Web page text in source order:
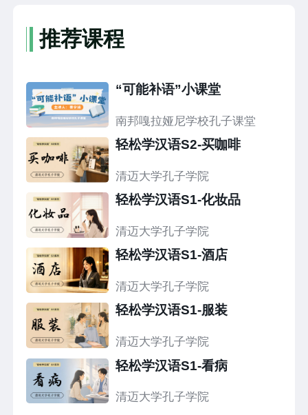
懂的讲解风格，助力汉语学习者突破词语辨析难
点，提升汉语表达的准确性与规范性。
推荐课程
“可能补语”小课堂
南邦嘎拉娅尼学校孔子课堂
轻松学汉语S2-买咖啡
清迈大学孔子学院
轻松学汉语S1-化妆品
清迈大学孔子学院
轻松学汉语S1-酒店
清迈大学孔子学院
轻松学汉语S1-服装
清迈大学孔子学院
轻松学汉语S1-看病
清迈大学孔子学院